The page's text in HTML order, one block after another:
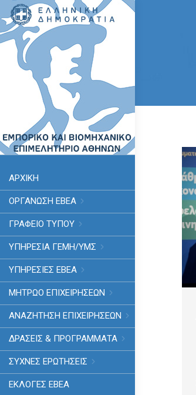
ΑΡΧΙΚΗ
ΟΡΓΑΝΩΣΗ ΕΒΕΑ
ΓΡΑΦΕΙΟ ΤΥΠΟΥ
ΥΠΗΡΕΣΊΑ ΓΕΜΗ/ΥΜΣ
ΥΠΗΡΕΣΙΕΣ ΕΒΕΑ
ΜΗΤΡΩΟ ΕΠΙΧΕΙΡΗΣΕΩΝ
ΑΝΑΖΗΤΗΣΗ ΕΠΙΧΕΙΡΗΣΕΩΝ
ΔΡΑΣΕΙΣ & ΠΡΟΓΡΑΜΜΑΤΑ
ΣΥΧΝΕΣ ΕΡΩΤΗΣΕΙΣ
ΕΚΛΟΓΈΣ ΕΒΕΑ